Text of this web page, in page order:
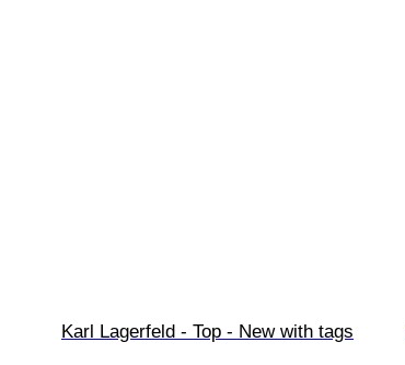
Karl Lagerfeld - Top - New with tags